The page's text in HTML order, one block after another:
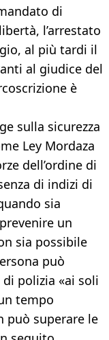
di
l’arrestato
al più tardi il
al giudice del
è
sulla sicurezza
Ley Mordaza
dell’ordine di
di indizi di
sia
un
sia possibile
può
polizia «ai soli
tempo
può superare le